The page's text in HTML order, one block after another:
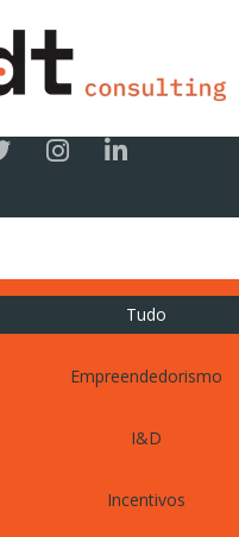
Tudo
Empreendedorismo
I&D
Incentivos